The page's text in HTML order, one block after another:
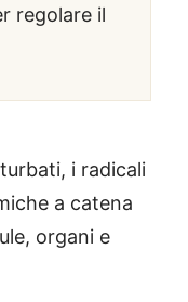
regolare il
i radicali
a catena
organi e